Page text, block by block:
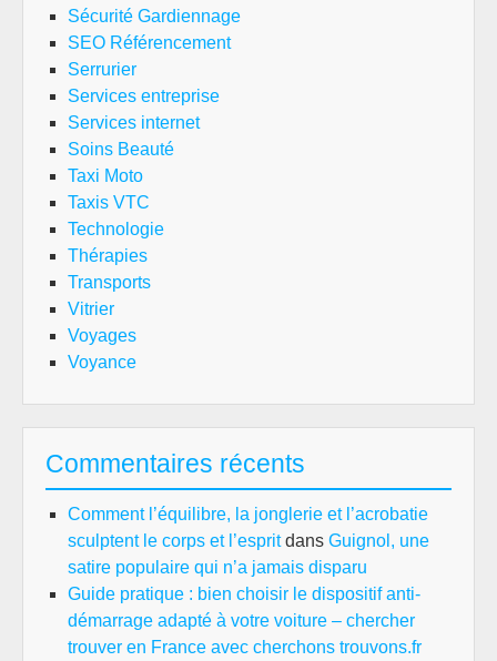
Sécurité Gardiennage
SEO Référencement
Serrurier
Services entreprise
Services internet
Soins Beauté
Taxi Moto
Taxis VTC
Technologie
Thérapies
Transports
Vitrier
Voyages
Voyance
Commentaires récents
Comment l’équilibre, la jonglerie et l’acrobatie
sculptent le corps et l’espritdans Guignol, une
satire populaire qui n’a jamais disparu
Guide pratique : bien choisir le dispositif anti-
démarrage adapté à votre voiture – chercher
trouver en France avec cherchons trouvons.fr